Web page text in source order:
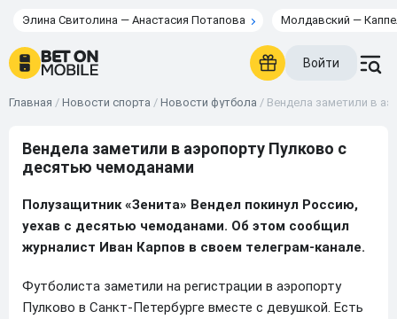
Элина Свитолина — Анастасия Потапова Молдавский —
Войти
Главная / Новости спорта / Новости футбола / Вендела заметили в
Вендела заметили в аэропорту Пулково с
десятью чемоданами
Полузащитник «Зенита» Вендел покинул Россию,
уехав с десятью чемоданами. Об этом сообщил
журналист Иван Карпов в своем телеграм-канале.
Футболиста заметили на регистрации в аэропорту
Пулково в Санкт-Петербурге вместе с девушкой. Есть